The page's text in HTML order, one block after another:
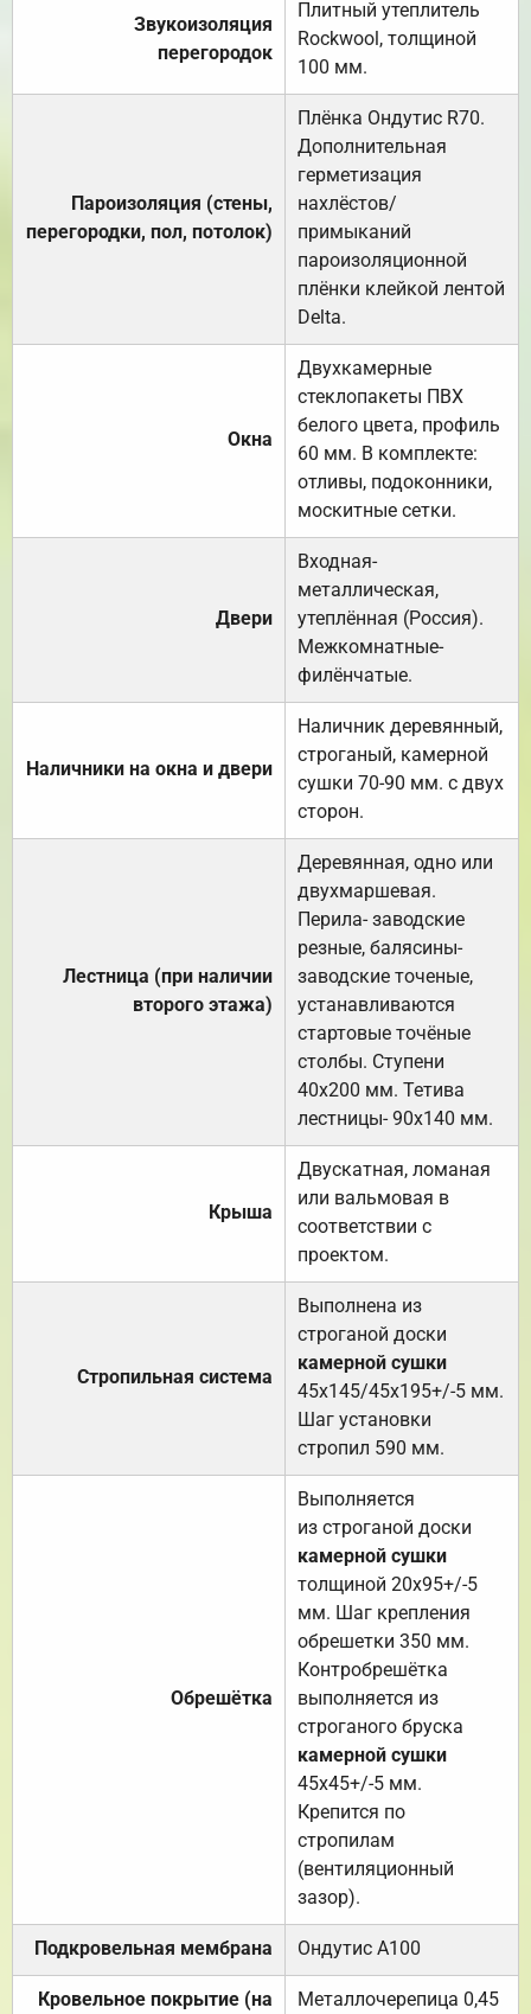
Звукоизоляция
перегородок
Плитный утеплитель
Rockwool, толщиной
100 мм.
Пароизоляция (стены,
перегородки, пол, потолок)
Плёнка Ондутис R70.
Дополнительная
герметизация
нахлёстов/
примыканий
пароизоляционной
плёнки клейкой лентой
Delta.
Окна
Двухкамерные
стеклопакеты ПВХ
белого цвета, профиль
60 мм. В комплекте:
отливы, подоконники,
москитные сетки.
Двери
Входная-
металлическая,
утеплённая (Россия).
Межкомнатные-
филёнчатые.
Наличники на окна и двери
Наличник деревянный,
строганый, камерной
сушки 70-90 мм. с двух
сторон.
Лестница (при наличии
второго этажа)
Деревянная, одно или
двухмаршевая.
Перила- заводские
резные, балясины-
заводские точеные,
устанавливаются
стартовые точёные
столбы. Ступени
40х200 мм. Тетива
лестницы- 90х140 мм.
Крыша
Двускатная, ломаная
или вальмовая в
соответствии с
проектом.
Стропильная система
Выполнена из
строганой доски
камерной сушки
45х145/45х195+/-5 мм.
Шаг установки
стропил 590 мм.
Обрешётка
Выполняется
из строганой доски
камерной сушки
толщиной 20х95+/-5
мм. Шаг крепления
обрешетки 350 мм.
Контробрешётка
выполняется из
строганого бруска
камерной сушки
45х45+/-5 мм.
Крепится по
стропилам
(вентиляционный
зазор).
Подкровельная мембрана Ондутис А100
Кровельное покрытие (на
Металлочерепица 0,45